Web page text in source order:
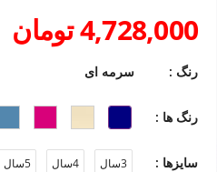
4,728,000 تومان
رنگ : سرمه ای
رنگ ها :
سایزها : 3سال 4سال 5سال